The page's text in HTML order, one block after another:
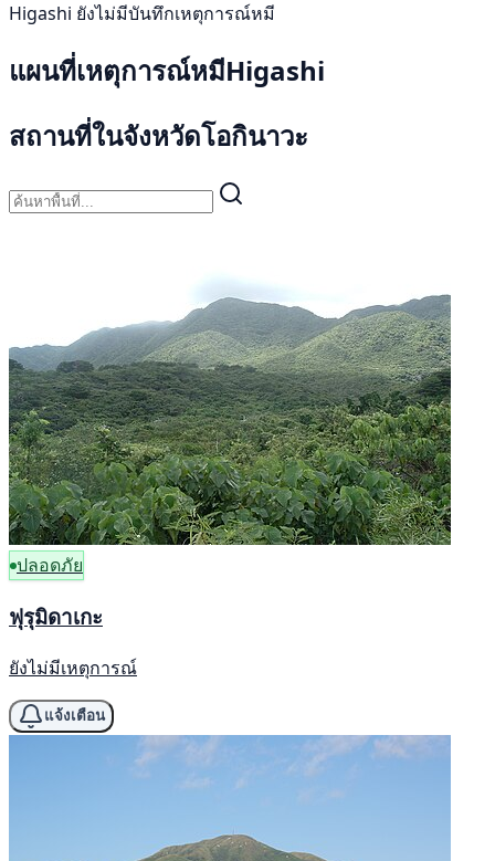
Higashi ยังไม่มีบันทึกเหตุการณ์หมี
แผนที่เหตุการณ์หมีHigashi
สถานที่ในจังหวัดโอกินาวะ
ปลอดภัย
ฟุรุมิดาเกะ
ยังไม่มีเหตุการณ์
แจ้งเตือน